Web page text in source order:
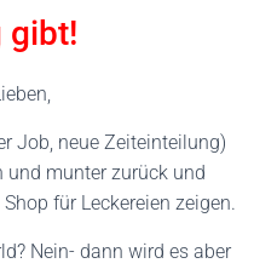
gibt!
Job, neue Zeiteinteilung)
und munter zurück und
für Leckereien zeigen.
Nein- dann wird es aber